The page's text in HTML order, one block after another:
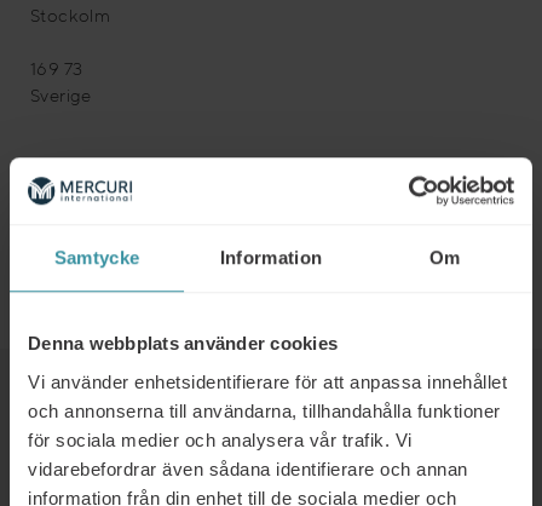
Samtycke Information Om
Denna webbplats använder cookies
Vi använder enhetsidentifierare för att anpassa innehållet
och annonserna till användarna, tillhandahålla funktioner
för sociala medier och analysera vår trafik. Vi
vidarebefordrar även sådana identifierare och annan
information från din enhet till de sociala medier och
Stockolm
169 73
Sverige
Upcoming Events
Key Account Management- 21/10/2026 -
Läs mer
TBD